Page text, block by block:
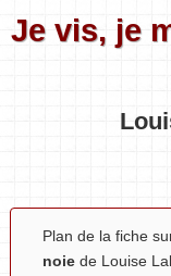
Je vis, je
Plan de la fiche
noiede Louise